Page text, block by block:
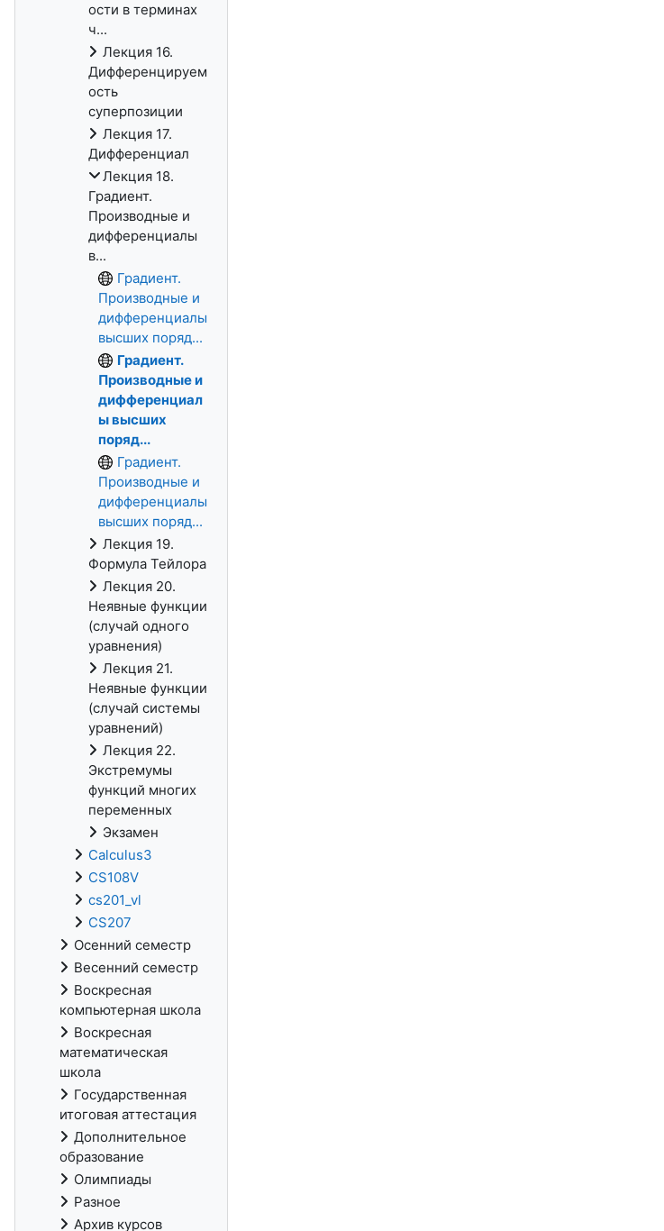
ости в терминах
ч...
Лекция 16.
Дифференцируем
ость
суперпозиции
Лекция 17.
Дифференциал
Лекция 18.
Градиент.
Производные и
дифференциалы
в...
Градиент.
Производные и
дифференциалы
высших поряд...
Градиент.
Производные и
дифференциал
ы высших
поряд...
Градиент.
Производные и
дифференциалы
высших поряд...
Лекция 19.
Формула Тейлора
Лекция 20.
Неявные функции
(случай одного
уравнения)
Лекция 21.
Неявные функции
(случай системы
уравнений)
Лекция 22.
Экстремумы
функций многих
переменных
Экзамен
Calculus3
CS108V
cs201_vl
CS207
Осенний семестр
Весенний семестр
Воскресная
компьютерная школа
Воскресная
математическая
школа
Государственная
итоговая аттестация
Дополнительное
образование
Олимпиады
Разное
Архив курсов